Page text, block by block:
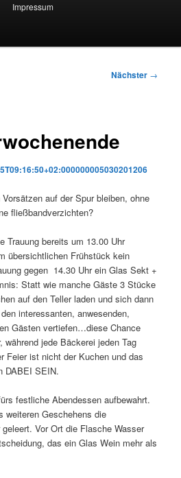
Impressum
Nächster →
auf der Spur bleiben, ohne
fließbandverzichten?
bereits um 13.00 Uhr
übersichtlichen Frühstück kein
gegen 14.30 Uhr ein Glas Sekt +
Statt wie manche Gäste 3 Stücke
auf den Teller laden und sich dann
interessanten, anwesenden,
Gästen vertiefen…diese Chance
jede Bäckerei jeden Tag
Feier ist nicht der Kuchen und das
DABEI SEIN.
festliche Abendessen aufbewahrt.
weiteren Geschehens die
Vor Ort die Flasche Wasser
das ein Glas Wein mehr als